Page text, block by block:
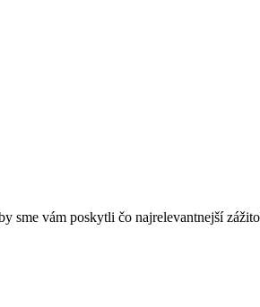
sme vám poskytli čo najrelevantnejší